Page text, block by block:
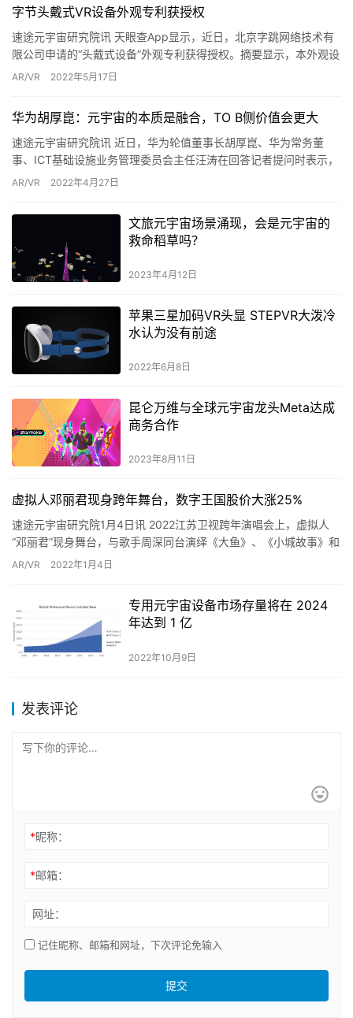
字节头戴式VR设备外观专利获授权
速途元宇宙研究院讯 天眼查App显示，近日，北京字跳网络技术有
限公司申请的“头戴式设备”外观专利获得授权。摘要显示，本外观设
计产品作为头戴式虚拟现实设备，设计要点在于形状。
AR/VR 2022年5月17日
华为胡厚崑：元宇宙的本质是融合，TO B侧价值会更大
速途元宇宙研究院讯 近日，华为轮值董事长胡厚崑、华为常务董
事、ICT基础设施业务管理委员会主任汪涛在回答记者提问时表示，
元宇宙确实是一个非常火的话题，但它同时也是一个特别大的话
AR/VR 2022年4月27日
文旅元宇宙场景涌现，会是元宇宙的
救命稻草吗？
2023年4月12日
苹果三星加码VR头显 STEPVR大泼冷
水认为没有前途
2022年6月8日
昆仑万维与全球元宇宙龙头Meta达成
商务合作
2023年8月11日
虚拟人邓丽君现身跨年舞台，数字王国股价大涨25%
速途元宇宙研究院1月4日讯 2022江苏卫视跨年演唱会上，虚拟人
“邓丽君”现身舞台，与歌手周深同台演绎《大鱼》、《小城故事》和
《漫步人生路》。 据了解，虚拟邓丽君的背后是虚拟现实（…
AR/VR 2022年1月4日
专用元宇宙设备市场存量将在 2024
年达到 1 亿
2022年10月9日
发表评论
*昵称：
*邮箱：
网址：
记住昵称、邮箱和网址，下次评论免输入
提交